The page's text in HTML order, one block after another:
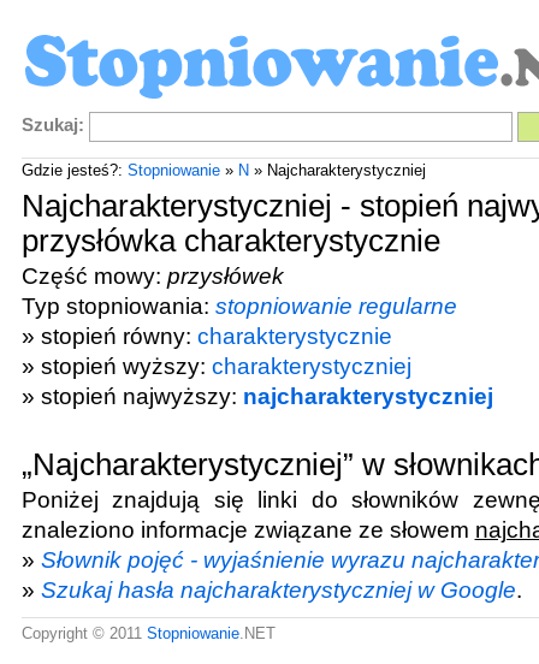
Szukaj:
Gdzie jesteś?: Stopniowanie» N » Najcharakterystyczniej
Najcharakterystyczniej - stopień
przysłówka charakterystycznie
Część mowy: przysłówek
Typ stopniowania: stopniowanie regularne
» stopień równy: charakterystycznie
» stopień wyższy: charakterystyczniej
» stopień najwyższy: najcharakterystyczniej
„Najcharakterystyczniej” w
Poniżej znajdują się linki do słowników
znaleziono informacje związane ze słowem
» Słownik pojęć - wyjaśnienie wyrazu
» Szukaj hasła najcharakterystyczniej w Google.
Copyright © 2011 Stopniowanie.NET